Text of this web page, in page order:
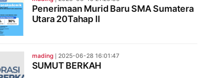
Penerimaan Murid Baru SMA Sumatera
Utara 20Tahap II
mading❘ 2025-06-28 16:01:47
SUMUT BERKAH